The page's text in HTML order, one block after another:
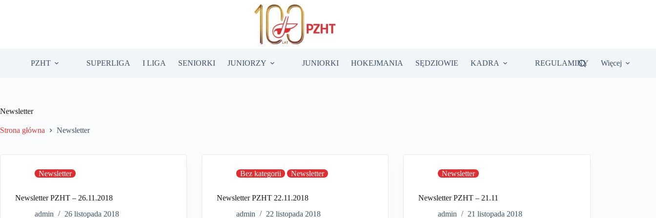
PZHT SUPERLIGA I LIGA SENIORKI JUNIORZY JUNIORKI HOKEJMANIA SĘDZIOWIE KADRA REGULAMINY Więcej
Newsletter
Strona główna Newsletter
Newsletter
Newsletter PZHT – 26.11.2018
admin
26 listopada 2018
Bez kategorii Newsletter
Newsletter PZHT 22.11.2018
admin
22 listopada 2018
Newsletter
Newsletter PZHT – 21.11
admin
21 listopada 2018